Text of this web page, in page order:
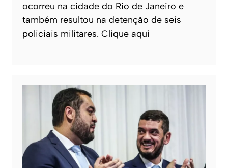
ocorreu na cidade do Rio de Janeiro e
também resultou na detenção de seis
policiais militares. Clique aqui